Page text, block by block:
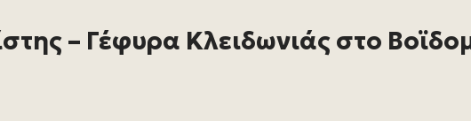
– Γέφυρα Κλειδωνιάς στο